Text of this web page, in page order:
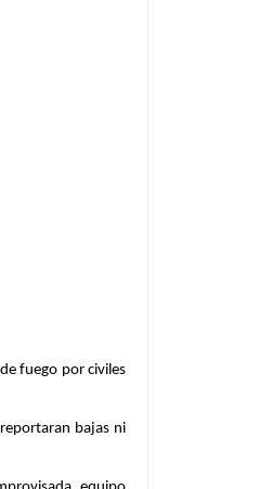
fuego por civiles
bajas ni